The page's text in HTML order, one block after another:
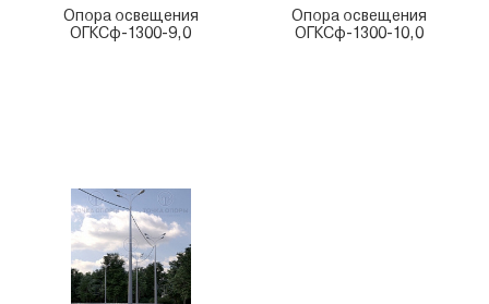
Опора освещения
ОГКСф-1300-9,0
Опора освещения
ОГКСф-1300-10,0